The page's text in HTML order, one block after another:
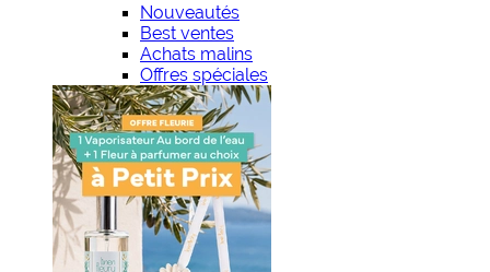
Nouveautés
Best ventes
Achats malins
Offres spéciales